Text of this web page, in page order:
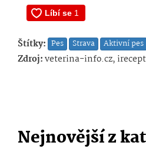
Štítky: Pes Strava Aktivní pes
Zdroj:veterina-info.cz,
Nejnovější z